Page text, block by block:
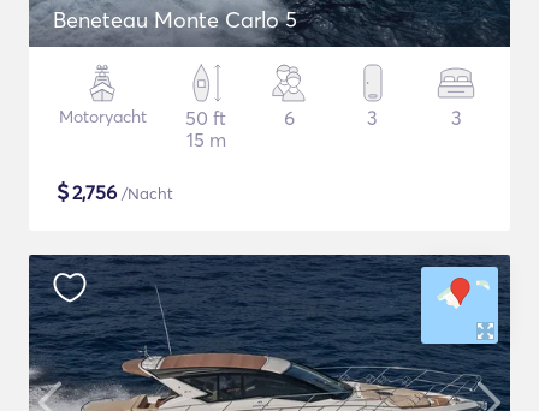
Beneteau Monte Carlo 5
Motoryacht
50 ft
15 m
6 3 3
$2,756 /Nacht